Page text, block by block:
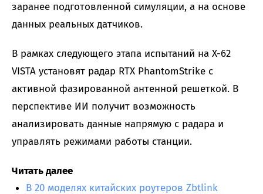
заранее подготовленной симуляции, а на основе
данных реальных датчиков.
В рамках следующего этапа испытаний на X-62
VISTA установят радар RTX PhantomStrike с
активной фазированной антенной решеткой. В
перспективе ИИ получит возможность
анализировать данные напрямую с радара и
управлять режимами работы станции.
Читать далее
В 20 моделях китайских роутеров Zbtlink